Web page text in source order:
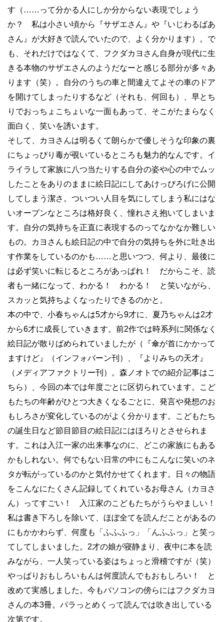
す（……って分かる人にしか分からない表現でしょう
か？ 私は小さい頃から『サザエさん』や『いじわるばあ
さん』が大好きで読んでいたので、よく分かります）。で
も、それだけではなくて、フクダカヨさん自身が現代に生
きる本物のサザエさんのようだなーと感じる部分が多々あ
ります（笑）。自分のうちの車と間違えてよその車のドア
を開けてしまったりするなど（それも、何回も）、早とち
りでおっちょこちょいな一面もあって、そこがたまらなく
面白く、笑いを誘います。
そして、カヨさんは明るくて朗らかで優しそうな印象の裏
にちょっぴり毒が覗いているところも魅力的なんです。イ
ライラして家族に八つ当たりする自分の姿や心の中でムッ
したことをありのままに絵日記にしてあけっぴろげに公開
してしまう潔さ。ついつい人目を気にしてしまう私にはな
いオープンなところは格好良く、憧れさえ抱いてしまいま
す。自分の気持ちを正直に表現するのってなかなか難しい
もの。カヨさんも絵日記の中で自分の気持ちを外に吐き出
す作業をしているのかも……と思いつつ、何より、最後に
は必ず笑いに転じるところがあっぱれ！ だからこそ、読
者も一緒になって、わかる！ わかる！ と笑いながら、
スカッと気持ちよくなったりできるのかと。
本の中で、小春ちゃんは5才から9才に、夏乃ちゃんは2才
から6才に成長していきます。前2作では時系列に関係なく
絵日記が散りばめられていましたが（『傘が首にかかって
ますけど』（インフォバーン刊）、『よりみちの天才』
（メディアファクトリー刊）。森ノオトでの紹介記事はこ
ちら）、今回の本では年度ごとに区切られています。こど
もたちの年齢がひとつ大きくなるごとに、発言や発想のお
もしろさが変化しているのがよく分かります。こどもたち
の誕生日など節目節目の絵日記にはほろりとさせられま
す。これは入江一家の出来事なのに、どこの家族にもある
かもしれない。何でもない日常の中にもこんなに笑いのネ
タが転がっているのかと気付かせてくれます。日々の物語
をこんなにたくさん記録してくれているお母さん（カヨさ
ん）ってすごい！ 入江家のこどもたちがうらやましい！
私は書き下ろしを除いて、ほぼ全てを読んだことがあるの
にもかかわらず、何度も「ふふふっ」「んふふっ」と笑っ
てしてしまいました。2才の娘が寝静まり、夜中に本を読
みながら、一人笑っている姿はちょっと滑稽ですが（笑）
やっぱりおもしろいもんは何度読んでもおもしろい！ と
改めて実感しました。今もパソコンの傍らにはフクダカヨ
さんの本3冊。パラっとめくって読んでは吹き出している
次第です。